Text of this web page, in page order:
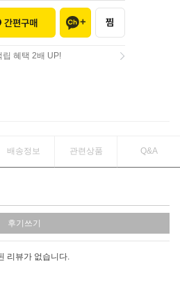
립 혜택 2배 UP!
배송정보 관련상품 Q&A
후기쓰기
리뷰가 없습니다.